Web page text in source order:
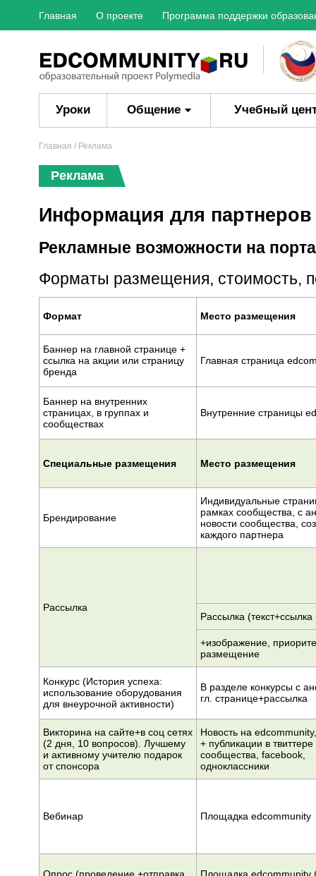
Главная О проекте Программа поддержки
Уроки Общение Учебный
Главная / Реклама
Реклама
Информация для
Рекламные возможности на
Форматы размещения, стоимость,
Формат Место размещения
Баннер на главной странице +
ссылка на акции или страницу
бренда
Главная страница
Баннер на внутренних
страницах, в группах и
сообществах
Внутренние страницы
Специальные размещения Место размещения
Брендирование
Индивидуальные
рамках сообщества, с
новости сообщества,
каждого партнера
Рассылка
Рассылка (текст+ссылка
+изображение,
размещение
Конкурс (История успеха:
использование оборудования
для внеурочной активности)
В разделе конкурсы с
гл. странице+рассылка
Викторина на сайте+в соц сетях
(2 дня, 10 вопросов). Лучшему
и активному учителю подарок
от спонсора
Новость на
+ публикации в твиттере
сообщества, facebook,
одноклассники
Вебинар Площадка edcommunity